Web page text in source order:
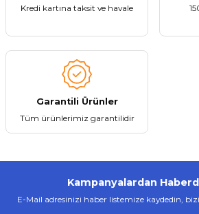
Kredi kartına taksit ve havale
Garantili Ürünler
Tüm ürünlerimiz garantilidir
Kampanyalardan
E-Mail adresinizi haber listemize kaydedin,